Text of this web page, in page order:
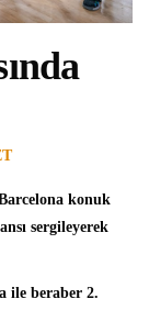
konuk
sergileyerek
ile beraber 2.